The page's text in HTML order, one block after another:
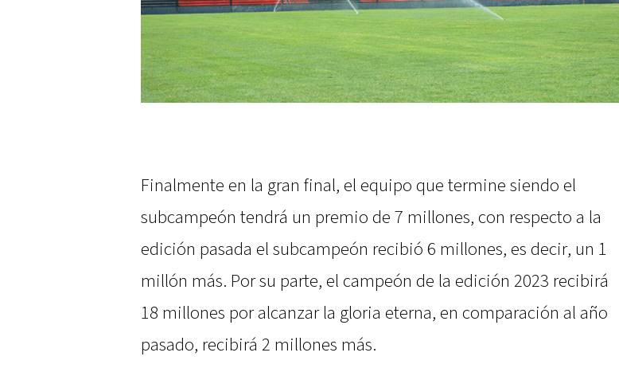
Finalmente en la gran final, el equipo que termine siendo el
subcampeón tendrá un premio de 7 millones, con respecto a la
edición pasada el subcampeón recibió 6 millones, es decir, un 1
millón más. Por su parte, el campeón de la edición 2023 recibirá
18 millones por alcanzar la gloria eterna, en comparación al año
pasado, recibirá 2 millones más.